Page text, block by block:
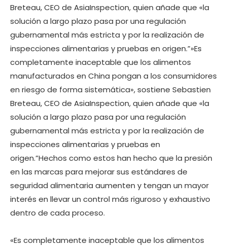
Breteau, CEO de AsiaInspection, quien añade que «la
solución a largo plazo pasa por una regulación
gubernamental más estricta y por la realización de
inspecciones alimentarias y pruebas en origen.”»Es
completamente inaceptable que los alimentos
manufacturados en China pongan a los consumidores
en riesgo de forma sistemática», sostiene Sebastien
Breteau, CEO de AsiaInspection, quien añade que «la
solución a largo plazo pasa por una regulación
gubernamental más estricta y por la realización de
inspecciones alimentarias y pruebas en
origen.”Hechos como estos han hecho que la presión
en las marcas para mejorar sus estándares de
seguridad alimentaria aumenten y tengan un mayor
interés en llevar un control más riguroso y exhaustivo
dentro de cada proceso.
«Es completamente inaceptable que los alimentos